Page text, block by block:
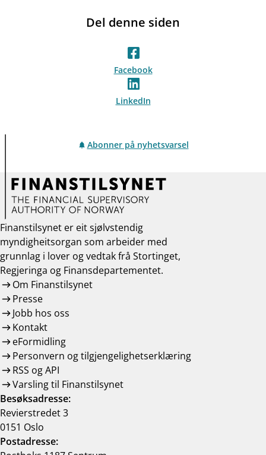
Del denne siden
Facebook
LinkedIn
Abonner på nyhetsvarsel
Finanstilsynet er eit sjølvstendig
myndigheitsorgan som arbeider med
grunnlag i lover og vedtak frå Stortinget,
Regjeringa og Finansdepartementet.
Om Finanstilsynet
Presse
Jobb hos oss
Kontakt
eFormidling
Personvern og tilgjengelighetserklæring
RSS og API
Varsling til Finanstilsynet
Besøksadresse:
Revierstredet 3
0151 Oslo
Postadresse: